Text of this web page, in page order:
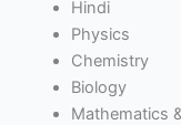
Hindi
Physics
Chemistry
Biology
Mathematics